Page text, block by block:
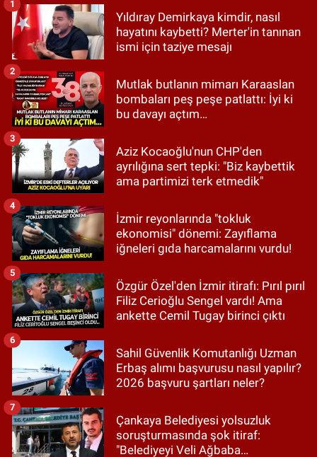
Yıldıray Demirkaya kimdir, nasıl
hayatını kaybetti? Merter'in tanınan
ismi için taziye mesajı
1
Mutlak butlanın mimarı Karaaslan
bombaları peş peşe patlattı: İyi ki
bu davayı açtım…
2
Aziz Kocaoğlu'nun CHP'den
ayrılığına sert tepki: "Biz kaybettik
ama partimizi terk etmedik"
3
İzmir reyonlarında "tokluk
ekonomisi" dönemi: Zayıflama
iğneleri gıda harcamalarını vurdu!
4
Özgür Özel'den İzmir itirafı: Pırıl pırıl
Filiz Cerioğlu Sengel vardı! Ama
ankette Cemil Tugay birinci çıktı
5
Sahil Güvenlik Komutanlığı Uzman
Erbaş alımı başvurusu nasıl yapılır?
2026 başvuru şartları neler?
6
Çankaya Belediyesi yolsuzluk
soruşturmasında şok itiraf:
"Belediyeyi Veli Ağbaba
7